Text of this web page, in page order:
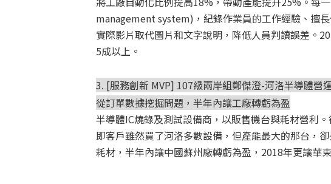
management system)，紀錄作業員的工作經驗、擅
實際影片取代圖片和文字說明，降低人員判讀誤差。
5成以上。
3. [服務創新 MVP] 107級兩岸組鄭傑澄-河洛半導體營
從訂單數據挖掘問題，半年內讓工廠轉虧為盈
半導體IC燒錄及測試設備商，以販售機台與耗材營利
即客戶雖然買了河洛多數設備，但產能最大的那台，
耗材，半年內讓中國蘇州廠轉虧為盈，2018年更讓華